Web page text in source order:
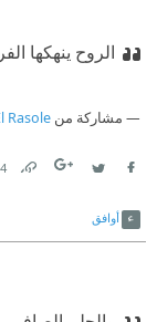
الروح ينهكها
مشاركة من Rasole
أوافق